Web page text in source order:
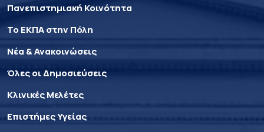
Πανεπιστημιακή Κοινότητα
Το ΕΚΠΑ στην Πόλη
Νέα & Ανακοινώσεις
Όλες οι Δημοσιεύσεις
Κλινικές Μελέτες
Επιστήμες Υγείας